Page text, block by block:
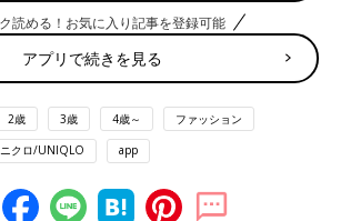
読める！お気に入り記事を登録可能
アプリで続きを見る
2歳 3歳 4歳～ ファッション
クロ/UNIQLO app